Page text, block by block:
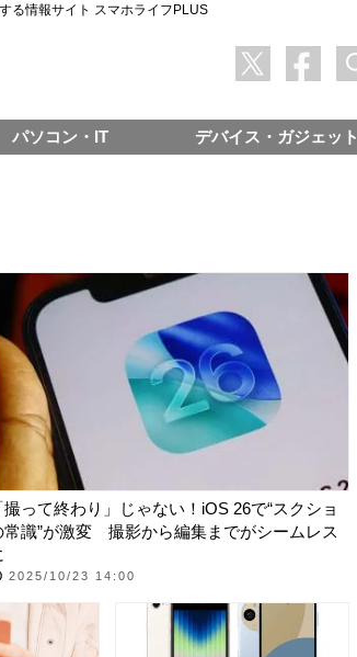
る情報サイト スマホライフPLUS
撮って終わり」じゃない！iOS 26で“スクショ
常識”が激変 撮影から編集までがシームレス
2025/10/23 14:00
パソコン・IT デバイス・ガジェット